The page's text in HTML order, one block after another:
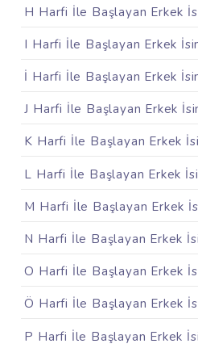
H Harfi İle Başlayan Erkek
I Harfi İle Başlayan Erkek
İ Harfi İle Başlayan Erkek
J Harfi İle Başlayan Erkek
K Harfi İle Başlayan Erkek
L Harfi İle Başlayan Erkek
M Harfi İle Başlayan Erkek
N Harfi İle Başlayan Erkek
O Harfi İle Başlayan Erkek
Ö Harfi İle Başlayan Erkek
P Harfi İle Başlayan Erkek